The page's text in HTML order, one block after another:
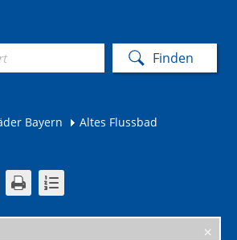
Bayern
Altes Flussbad